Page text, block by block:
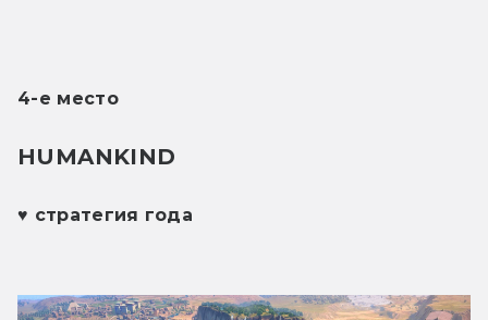
4-е место
HUMANKIND
♥ стратегия года